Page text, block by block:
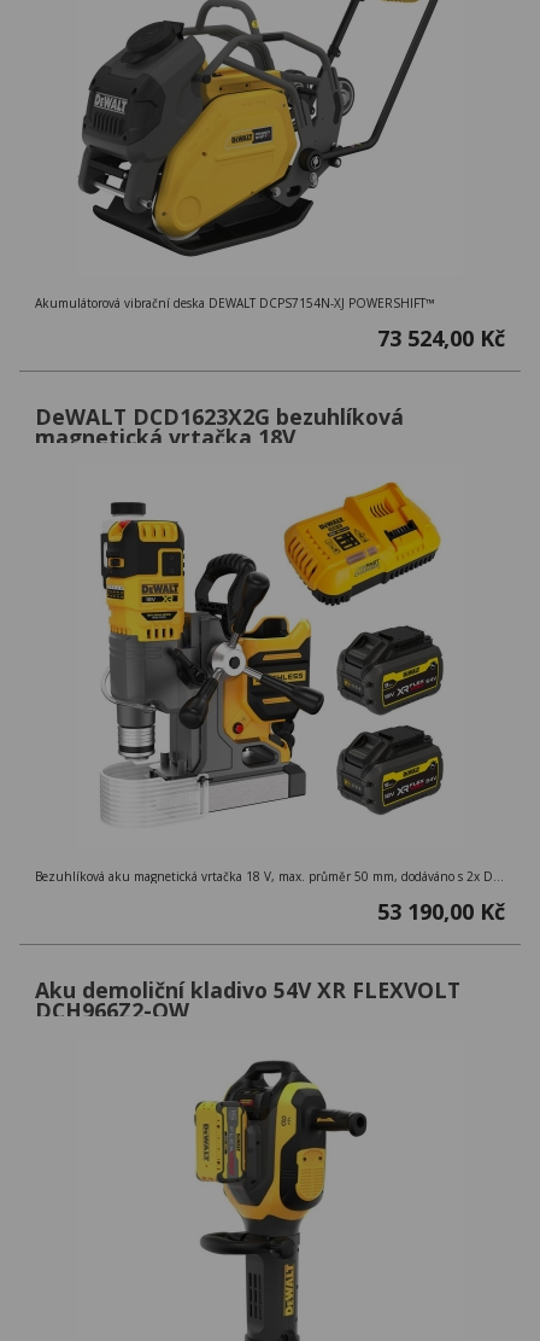
Akumulátorová vibrační deska DEWALT DCPS7154N-XJ POWERSHIFT™
73 524,00 Kč
DeWALT DCD1623X2G bezuhlíková
magnetická vrtačka 18V
Bezuhlíková aku magnetická vrtačka 18 V, max. průměr 50 mm, dodáváno s 2x DCB547G, DCB118, doplňkovým sklíčidlem na kličku, kufr.
53 190,00 Kč
Aku demoliční kladivo 54V XR FLEXVOLT
DCH966Z2-QW